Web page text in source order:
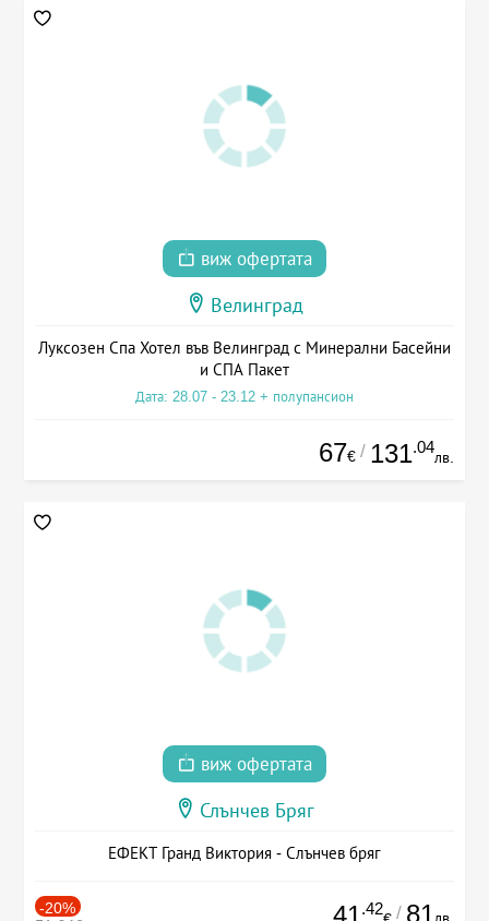
виж офертата
Велинград
Луксозен Спа Хотел във Велинград с Минерални Басейни
и СПА Пакет
Дата: 28.07 - 23.12 + полупансион
67€ / 131.04
лв.
виж офертата
Слънчев Бряг
ЕФЕКТ Гранд Виктория - Слънчев бряг
-20% 41 .42 / 81